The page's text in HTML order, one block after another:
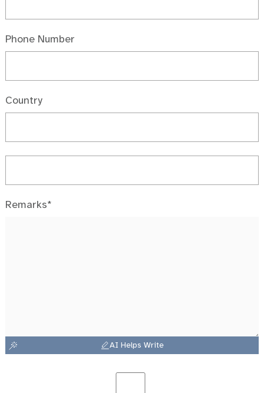
Phone Number
Country
Remarks*
AI Helps Write